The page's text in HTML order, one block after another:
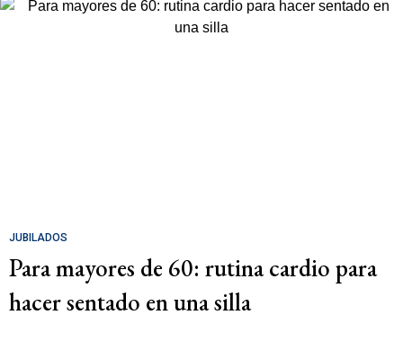
JUBILADOS
Para mayores de 60: rutina cardio para
hacer sentado en una silla